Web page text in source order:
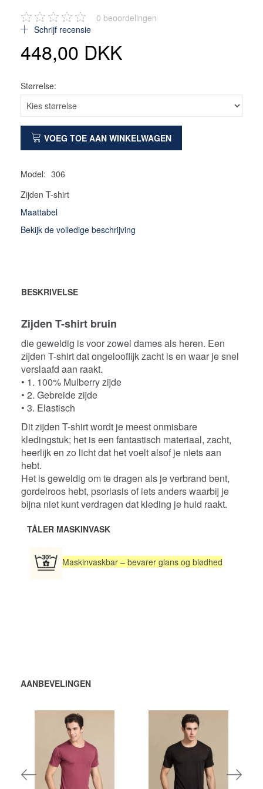
0 beoordelingen
Schrijf recensie
448,00 DKK
Størrelse:
VOEG TOE AAN WINKELWAGEN
Model: 306
Zijden T-shirt
Maattabel
Bekijk de volledige beschrijving
BESKRIVELSE
Zijden T-shirt bruin
die geweldig is voor zowel dames als heren. Een
zijden T-shirt dat ongelooflijk zacht is en waar je snel
verslaafd aan raakt.
• 1. 100% Mulberry zijde
• 2. Gebreide zijde
• 3. Elastisch
Dit zijden T-shirt wordt je meest onmisbare
kledingstuk; het is een fantastisch materiaal, zacht,
heerlijk en zo licht dat het voelt alsof je niets aan
hebt.
Het is geweldig om te dragen als je verbrand bent,
gordelroos hebt, psoriasis of iets anders waarbij je
bijna niet kunt verdragen dat kleding je huid raakt.
TÅLER MASKINVASK
Maskinvaskbar – bevarer glans og blødhed
AANBEVELINGEN
448,00 DKK pereenheid 448,00 DKK